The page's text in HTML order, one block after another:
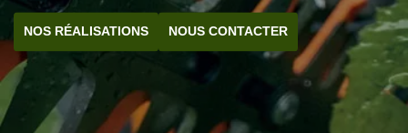
NOS RÉALISATIONS NOUS CONTACTER